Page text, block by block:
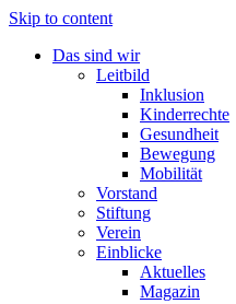
Skip to content
Das sind wir
Leitbild
Inklusion
Kinderrechte
Gesundheit
Bewegung
Mobilität
Vorstand
Stiftung
Verein
Einblicke
Aktuelles
Magazin